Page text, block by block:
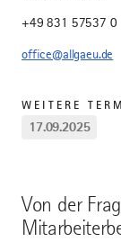
Von der
+49 831 57537 0
office@allgaeu.de
WEITERE
17.09.2025